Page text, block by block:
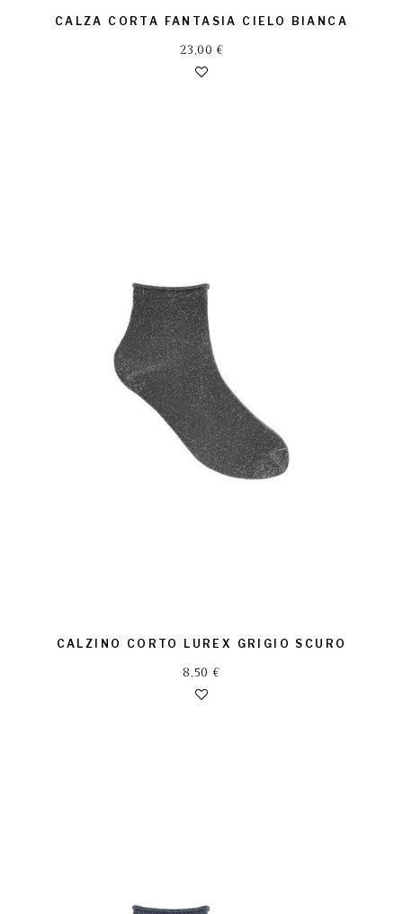
CALZA CORTA FANTASIA CIELO BIANCA
23,00€
CALZINO CORTO LUREX GRIGIO SCURO
8,50€